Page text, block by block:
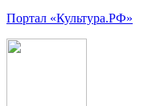
Портал «Культура.РФ»